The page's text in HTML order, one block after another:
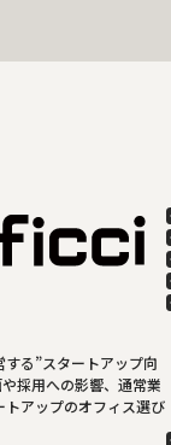
る”スタートアップ向
採用への影響、通常業
アップのオフィス選び